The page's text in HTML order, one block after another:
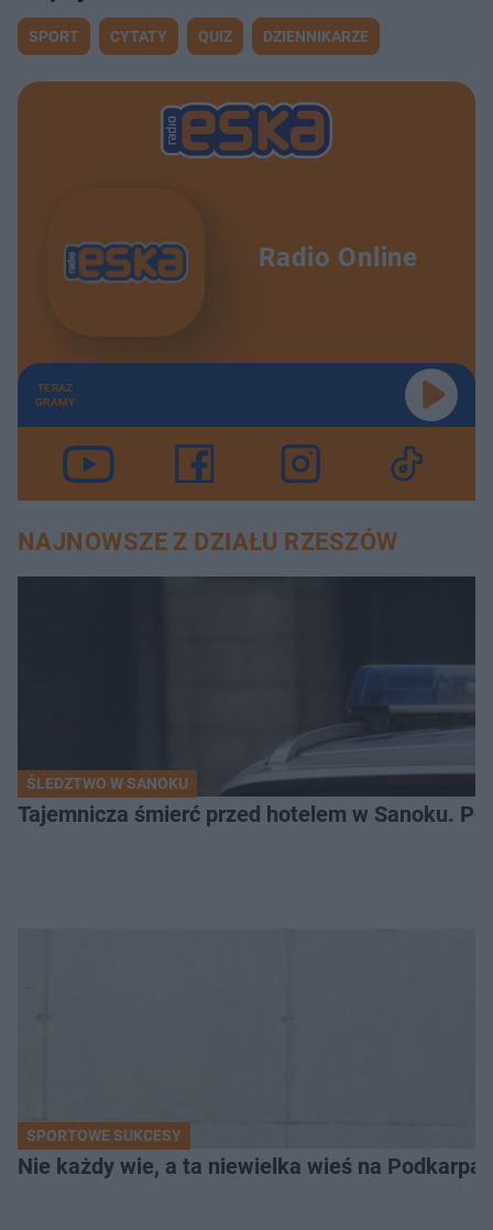
SPORT CYTATY QUIZ DZIENNIKARZE
Radio Online
TERAZ
GRAMY
NAJNOWSZE Z DZIAŁU RZESZÓW
ŚLEDZTWO W SANOKU
Tajemnicza śmierć przed hotelem w Sanoku.
SPORTOWE SUKCESY
Nie każdy wie, a ta niewielka wieś na